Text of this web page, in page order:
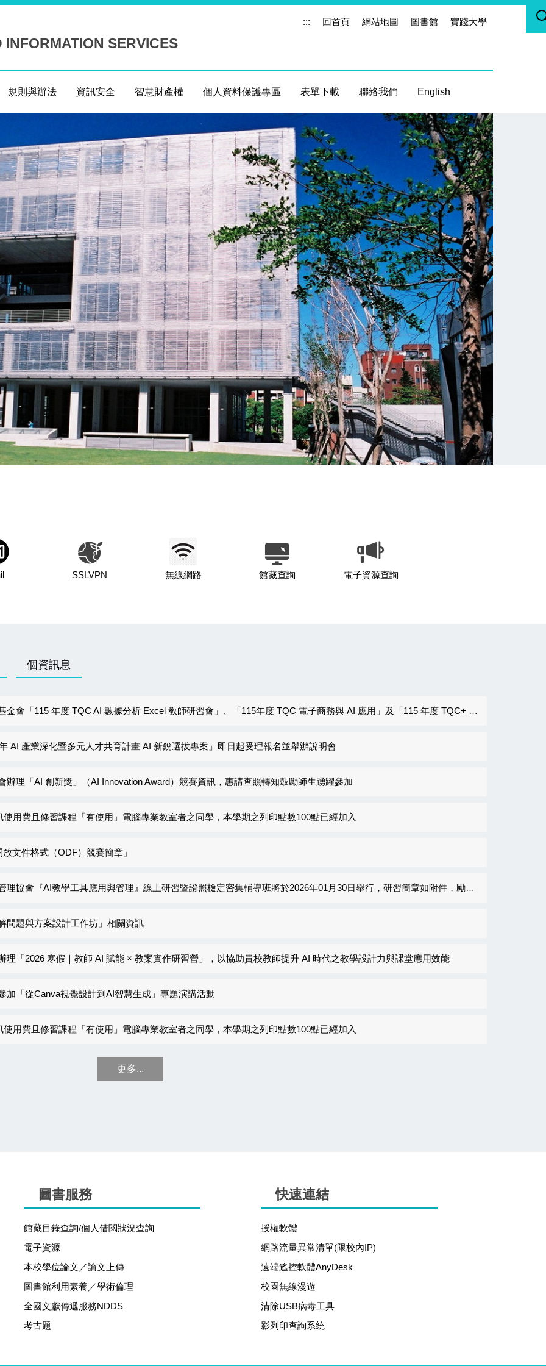
SERVICES
::: 回首頁 網站地圖 圖書館 實踐大學
規則與辦法 資訊安全 智慧財產權 個人資料保護專區 表單下載 聯絡我們 English
SSLVPN 無線網路 館藏查詢 電子資源查詢
個資訊息
度 TQC AI 數據分析 Excel 教師研習會」、「115年度 TQC 電子商務與 AI 應用」及「115 年度 TQC+ GenAI 輔助資料擷取與分析 Python 3 教師研習會」活動資訊
AI 產業深化暨多元人才共育計畫 AI 新銳選拔專案」即日起受理報名並舉辦說明會
辦理「AI 創新獎」（AI Innovation Award）競賽資訊，惠請查照轉知鼓勵師生踴躍參加
用費且修習課程「有使用」電腦專業教室者之同學，本學期之列印點數100點已經加入
文件格式（ODF）競賽簡章」
『AI教學工具應用與管理』線上研習暨證照檢定密集輔導班將於2026年01月30日舉行，研習簡章如附件，勵相關領域之教師與學生報名參加
問題與方案設計工作坊」相關資訊
理「2026 寒假｜教師 AI 賦能 × 教案實作研習營」，以協助貴校教師提升 AI 時代之教學設計力與課堂應用效能
加「從Canva視覺設計到AI智慧生成」專題演講活動
用費且修習課程「有使用」電腦專業教室者之同學，本學期之列印點數100點已經加入
更多...
圖書服務
館藏目錄查詢/個人借閱狀況查詢
電子資源
本校學位論文／論文上傳
圖書館利用素養／學術倫理
全國文獻傳遞服務NDDS
考古題
快速連結
授權軟體
網路流量異常清單(限校內IP)
遠端遙控軟體AnyDesk
校園無線漫遊
清除USB病毒工具
影列印查詢系統